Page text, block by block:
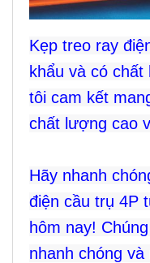
Kẹp treo ray
khẩu và có
tôi cam kết
chất lượng cao
Hãy nhanh
điện cầu trụ 4P
hôm nay!
nhanh chóng